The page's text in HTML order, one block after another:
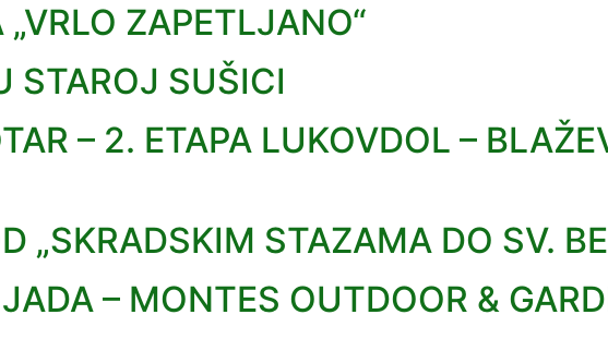
ZAPETLJANO“
STAROJ SUŠICI
– 2. ETAPA LUKOVDOL –
„SKRADSKIM STAZAMA DO SV.
– MONTES OUTDOOR &